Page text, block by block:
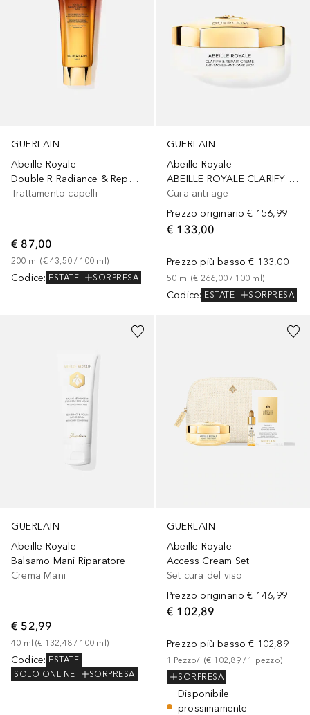
GUERLAIN
Abeille Royale
Double R Radiance & Repair Mask
Trattamento capelli
€ 87,00
200 ml (€ 43,50 / 100 ml)
Codice: ESTATE SORPRESA
GUERLAIN
Abeille Royale
ABEILLE ROYALE CLARIFY & REPAIR CREME - LA RICARICA
Cura anti-age
Prezzo originario € 156,99
€ 133,00
Prezzo più basso € 133,00
50 ml (€ 266,00 / 100 ml)
Codice: ESTATE SORPRESA
GUERLAIN
Abeille Royale
Balsamo Mani Riparatore
Crema Mani
€ 52,99
40 ml (€ 132,48 / 100 ml)
Codice: ESTATE
SOLO ONLINE
SORPRESA
GUERLAIN
Abeille Royale
Access Cream Set
Set cura del viso
Prezzo originario € 146,99
€ 102,89
Prezzo più basso € 102,89
1 Pezzo/i (€ 102,89 / 1 pezzo)
SORPRESA
Disponibile
prossimamente